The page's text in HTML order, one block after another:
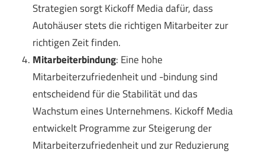
Strategien sorgt Kickoff Media dafür, dass
Autohäuser stets die richtigen Mitarbeiter zur
richtigen Zeit finden.
Mitarbeiterbindung: Eine hohe
Mitarbeiterzufriedenheit und -bindung sind
entscheidend für die Stabilität und das
Wachstum eines Unternehmens. Kickoff Media
entwickelt Programme zur Steigerung der
Mitarbeiterzufriedenheit und zur Reduzierung